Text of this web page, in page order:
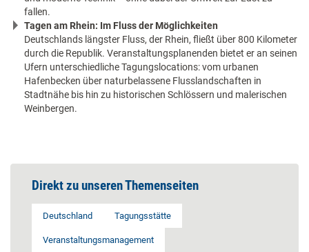
fallen.
Tagen am Rhein: Im Fluss der Möglichkeiten
Deutschlands längster Fluss, der Rhein, fließt über 800 Kilometer
durch die Republik. Veranstaltungsplanenden bietet er an seinen
Ufern unterschiedliche Tagungslocations: vom urbanen
Hafenbecken über naturbelassene Flusslandschaften in
Stadtnähe bis hin zu historischen Schlössern und malerischen
Weinbergen.
Direkt zu unseren Themenseiten
Deutschland Tagungsstätte
Veranstaltungsmanagement